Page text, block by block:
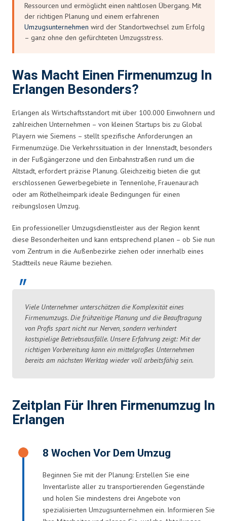
Ressourcen und ermöglicht einen nahtlosen Übergang. Mit
der richtigen Planung und einem erfahrenen
Umzugsunternehmen wird der Standortwechsel zum Erfolg
– ganz ohne den gefürchteten Umzugsstress.
Was Macht Einen Firmenumzug In
Erlangen Besonders?
Erlangen als Wirtschaftsstandort mit über 100.000 Einwohnern und
zahlreichen Unternehmen – von kleinen Startups bis zu Global
Playern wie Siemens – stellt spezifische Anforderungen an
Firmenumzüge. Die Verkehrssituation in der Innenstadt, besonders
in der Fußgängerzone und den Einbahnstraßen rund um die
Altstadt, erfordert präzise Planung. Gleichzeitig bieten die gut
erschlossenen Gewerbegebiete in Tennenlohe, Frauenaurach
oder am Röthelheimpark ideale Bedingungen für einen
reibungslosen Umzug.
Ein professioneller Umzugsdienstleister aus der Region kennt
diese Besonderheiten und kann entsprechend planen – ob Sie nun
vom Zentrum in die Außenbezirke ziehen oder innerhalb eines
Stadtteils neue Räume beziehen.
Viele Unternehmer unterschätzen die Komplexität eines
Firmenumzugs. Die frühzeitige Planung und die Beauftragung
von Profis spart nicht nur Nerven, sondern verhindert
kostspielige Betriebsausfälle. Unsere Erfahrung zeigt: Mit der
richtigen Vorbereitung kann ein mittelgroßes Unternehmen
bereits am nächsten Werktag wieder voll arbeitsfähig sein.
Zeitplan Für Ihren Firmenumzug In
Erlangen
8 Wochen Vor Dem Umzug
Beginnen Sie mit der Planung: Erstellen Sie eine
Inventarliste aller zu transportierenden Gegenstände
und holen Sie mindestens drei Angebote von
spezialisierten Umzugsunternehmen ein. Informieren Sie